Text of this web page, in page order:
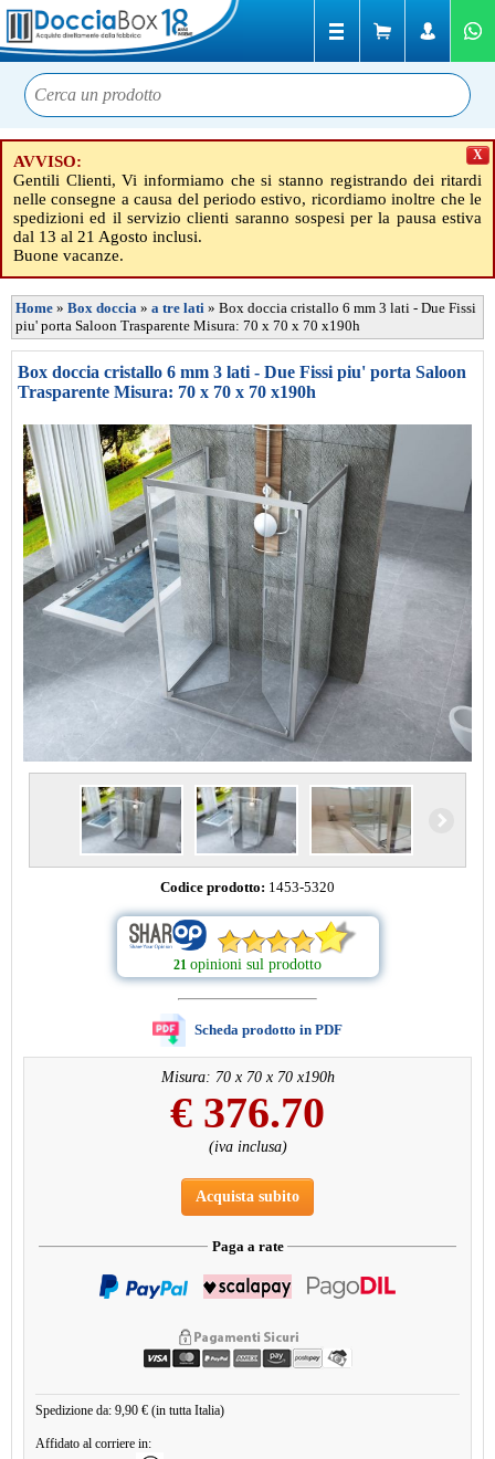
AVVISO:
Gentili Clienti, Vi informiamo che si stanno registrando dei ritardi
nelle consegne a causa del periodo estivo, ricordiamo inoltre che le
spedizioni ed il servizio clienti saranno sospesi per la pausa estiva
dal 13 al 21 Agosto inclusi.
Buone vacanze.
X
Home » Box doccia » a tre lati » Box doccia cristallo 6 mm 3 lati - Due Fissi
piu' porta Saloon Trasparente Misura: 70 x 70 x 70 x190h
Box doccia cristallo 6 mm 3 lati - Due Fissi piu' porta Saloon
Trasparente Misura: 70 x 70 x 70 x190h
Codice prodotto: 1453-5320
21 opinioni sul prodotto
Scheda prodotto in PDF
Misura: 70 x 70 x 70 x190h
€ 376.70
(iva inclusa)
Acquista subito
Paga a rate
Spedizione da: 9,90 € (in tutta Italia)
Affidato al corriere in: